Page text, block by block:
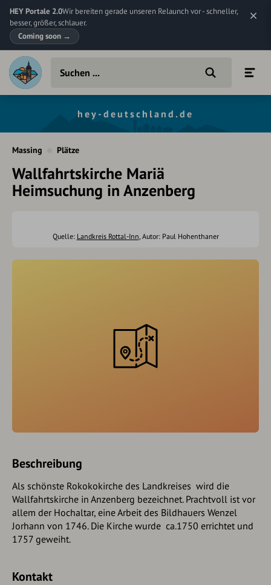
HEY Portale 2.0Wir bereiten gerade unseren Relaunch vor - schneller,
besser, größer, schlauer.
Coming soon →
hey-deutschland.de
Massing Plätze
Wallfahrtskirche Mariä
Heimsuchung in Anzenberg
Quelle: Landkreis Rottal-Inn, Autor: Paul Hohenthaner
Beschreibung
Als schönste Rokokokirche des Landkreises wird die
Wallfahrtskirche in Anzenberg bezeichnet. Prachtvoll ist vor
allem der Hochaltar, eine Arbeit des Bildhauers Wenzel
Jorhann von 1746. Die Kirche wurde ca.1750 errichtet und
1757 geweiht.
Kontakt